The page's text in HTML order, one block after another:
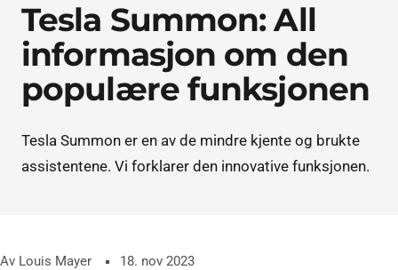
Tesla Summon: All
informasjon om den
populære funksjonen
Tesla Summon er en av de mindre kjente og brukte
assistentene. Vi forklarer den innovative funksjonen.
Av Louis Mayer 18. nov 2023